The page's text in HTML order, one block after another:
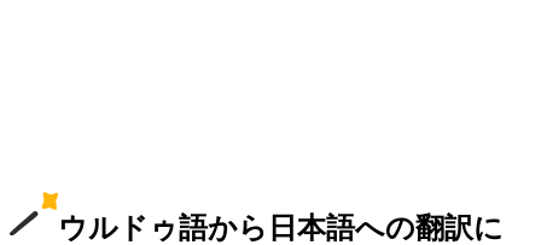
ウルドゥ語から日本語への翻訳に